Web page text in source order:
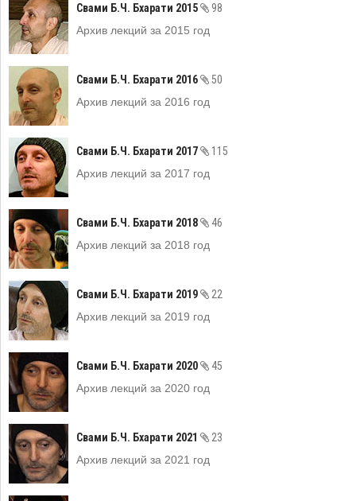
Свами Б.Ч. Бхарати 2015
98
Архив лекций за 2015 год
Свами Б.Ч. Бхарати 2016
50
Архив лекций за 2016 год
Свами Б.Ч. Бхарати 2017
115
Архив лекций за 2017 год
Свами Б.Ч. Бхарати 2018
46
Архив лекций за 2018 год
Свами Б.Ч. Бхарати 2019
22
Архив лекций за 2019 год
Свами Б.Ч. Бхарати 2020
45
Архив лекций за 2020 год
Свами Б.Ч. Бхарати 2021
23
Архив лекций за 2021 год